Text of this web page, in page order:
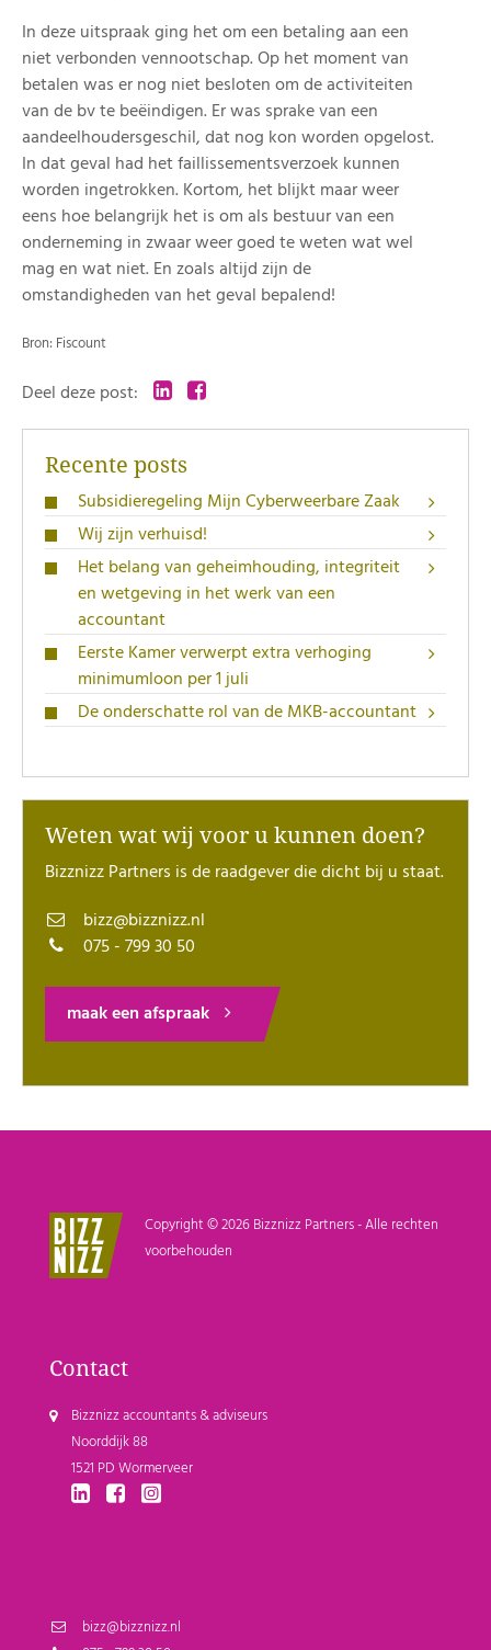
In deze uitspraak ging het om een betaling aan een
niet verbonden vennootschap. Op het moment van
betalen was er nog niet besloten om de activiteiten
van de bv te beëindigen. Er was sprake van een
aandeelhoudersgeschil, dat nog kon worden opgelost.
In dat geval had het faillissementsverzoek kunnen
worden ingetrokken. Kortom, het blijkt maar weer
eens hoe belangrijk het is om als bestuur van een
onderneming in zwaar weer goed te weten wat wel
mag en wat niet. En zoals altijd zijn de
omstandigheden van het geval bepalend!
Bron: Fiscount
Deel deze post:
Recente posts
Subsidieregeling Mijn Cyberweerbare Zaak
Wij zijn verhuisd!
Het belang van geheimhouding, integriteit
en wetgeving in het werk van een
accountant
Eerste Kamer verwerpt extra verhoging
minimumloon per 1 juli
De onderschatte rol van de MKB-accountant
Weten wat wij voor u kunnen doen?
Bizznizz Partners is de raadgever die dicht bij u staat.
bizz@bizznizz.nl
075 - 799 30 50
maak een afspraak
Copyright © 2026 Bizznizz Partners - Alle rechten
voorbehouden
Contact
Bizznizz accountants & adviseurs
Noorddijk 88
1521 PD Wormerveer
bizz@bizznizz.nl